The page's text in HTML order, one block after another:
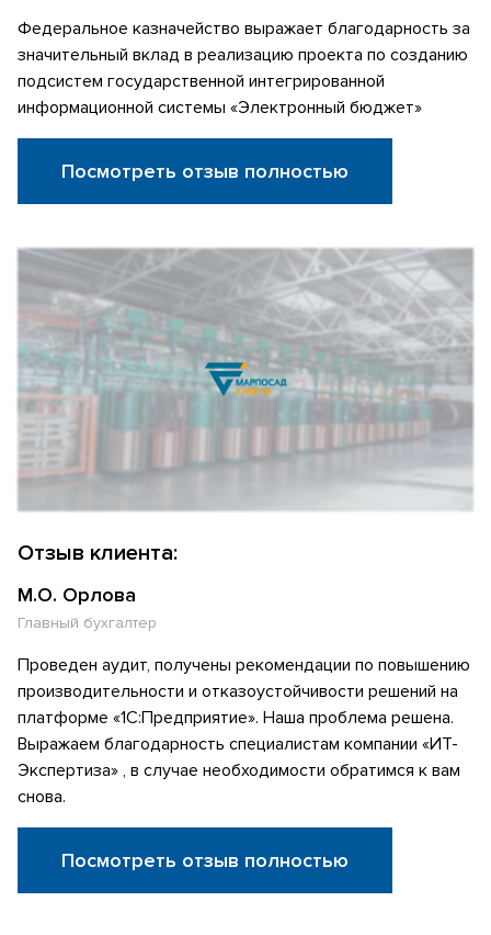
Федеральное казначейство выражает благодарность за
значительный вклад в реализацию проекта по созданию
подсистем государственной интегрированной
информационной системы «Электронный бюджет»
Посмотреть отзыв полностью
Отзыв клиента:
М.О. Орлова
Главный бухгалтер
Проведен аудит, получены рекомендации по повышению
производительности и отказоустойчивости решений на
платформе «1С:Предприятие». Наша проблема решена.
Выражаем благодарность специалистам компании «ИТ-
Экспертиза» , в случае необходимости обратимся к вам
снова.
Посмотреть отзыв полностью